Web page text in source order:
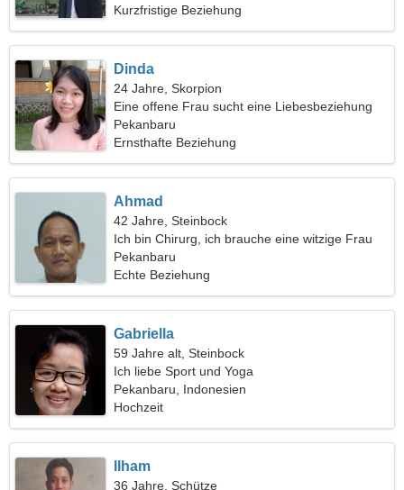
Kurzfristige Beziehung
Dinda
24 Jahre, Skorpion
Eine offene Frau sucht eine Liebesbeziehung
Pekanbaru
Ernsthafte Beziehung
Ahmad
42 Jahre, Steinbock
Ich bin Chirurg, ich brauche eine witzige Frau
Pekanbaru
Echte Beziehung
Gabriella
59 Jahre alt, Steinbock
Ich liebe Sport und Yoga
Pekanbaru, Indonesien
Hochzeit
Ilham
36 Jahre, Schütze